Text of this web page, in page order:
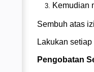
Kemudian
Sembuh atas
Lakukan
Pengobatan